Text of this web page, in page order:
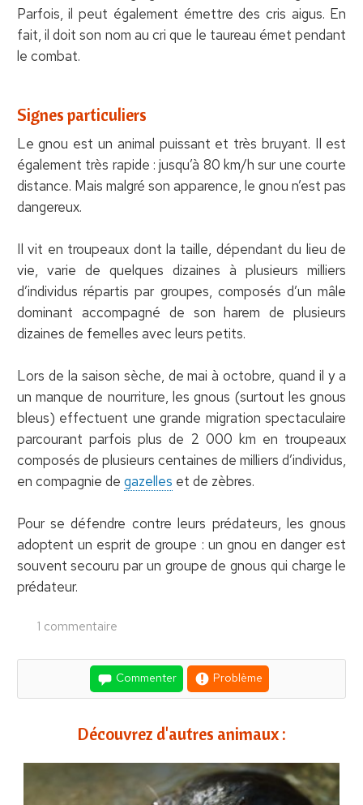
Parfois, il peut également émettre des cris aigus. En
fait, il doit son nom au cri que le taureau émet pendant
le combat.
Signes particuliers
Le gnou est un animal puissant et très bruyant. Il est
également très rapide : jusqu’à 80 km/h sur une courte
distance. Mais malgré son apparence, le gnou n’est pas
dangereux.
Il vit en troupeaux dont la taille, dépendant du lieu de
vie, varie de quelques dizaines à plusieurs milliers
d’individus répartis par groupes, composés d’un mâle
dominant accompagné de son harem de plusieurs
dizaines de femelles avec leurs petits.
Lors de la saison sèche, de mai à octobre, quand il y a
un manque de nourriture, les gnous (surtout les gnous
bleus) effectuent une grande migration spectaculaire
parcourant parfois plus de 2 000 km en troupeaux
composés de plusieurs centaines de milliers d’individus,
en compagnie de gazelles et de zèbres.
Pour se défendre contre leurs prédateurs, les gnous
adoptent un esprit de groupe : un gnou en danger est
souvent secouru par un groupe de gnous qui charge le
prédateur.
1 commentaire
Commenter Problème
Découvrez d'autres animaux :